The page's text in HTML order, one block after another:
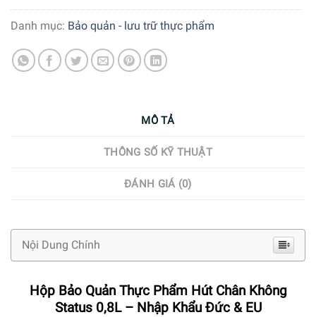
Danh mục: Bảo quản - lưu trữ thực phẩm
MÔ TẢ
THÔNG SỐ KỸ THUẬT
ĐÁNH GIÁ (0)
Nội Dung Chính
Hộp Bảo Quản Thực Phẩm Hút Chân Không
Status 0,8L – Nhập Khẩu Đức & EU